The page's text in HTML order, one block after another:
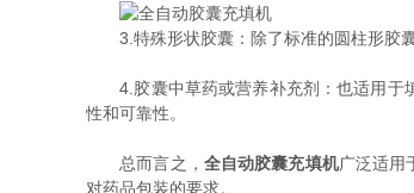
3.特殊形状胶囊：除了标准的圆柱形胶囊
4.胶囊中草药或营养补充剂：也适用于填
性和可靠性。
总而言之， 全自动胶囊充填机广泛适用
对药品包装的要求。